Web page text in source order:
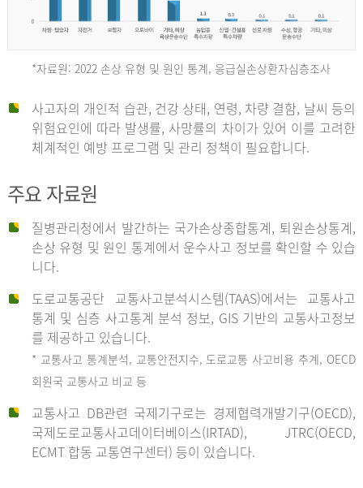
사
*자료원: 2022 손상 유형 및 원인 통계, 응급실손상환자심층조사
사고자의 개인적 습관, 건강 상태, 연령, 차량 결함, 날씨 등의
위험요인에 따라 발생률, 사망률의 차이가 있어 이를 고려한
체계적인 예방 프로그램 및 관리 정책이 필요합니다.
주요 자료원
질병관리청에서 발간하는 국가손상종합통계, 퇴원손상통계,
손상 유형 및 원인 통계에서 운수사고 정보를 확인할 수 있습
니다.
도로교통공단 교통사고분석시스템(TAAS)에서는 교통사고
통계 및 심층 사고통계 분석 정보, GIS 기반의 교통사고정보
를 제공하고 있습니다.
* 교통사고 통계분석, 교통안전지수, 도로교통 사고비용 추계, OECD
회원국 교통사고 비교 등
교통사고 DB관련 국제기구로는 경제협력개발기구(OECD),
국제도로교통사고데이터베이스(IRTAD), JTRC(OECD,
ECMT 합동 교통연구센터) 등이 있습니다.